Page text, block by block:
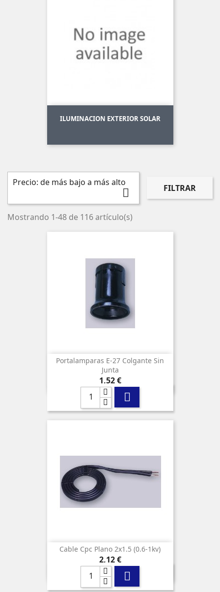
ILUMINACION EXTERIOR SOLAR
Precio: de más bajo a más alto
 FILTRAR
Mostrando 1-48 de 116 artículo(s)
Portalamparas E-27 Colgante Sin
Junta
Precio
1,52 €

Cable Cpc Plano 2x1.5 (0.6-1kv)
Precio
2,12 €
